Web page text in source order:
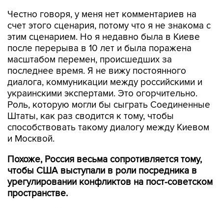
Честно говоря, у меня нет комментариев на
счет этого сценария, потому что я не знакома с
этим сценарием. Но я недавно была в Киеве
после перерыва в 10 лет и была поражена
масштабом перемен, происшедших за
последнее время. Я не вижу постоянного
диалога, коммуникации между российскими и
украинскими экспертами. Это огорчительно.
Роль, которую могли бы сыграть Соединенные
Штаты, как раз сводится к тому, чтобы
способствовать такому диалогу между Киевом
и Москвой.
Похоже, Россия весьма сопротивляется тому,
чтобы США выступали в роли посредника в
урегулировании конфликтов на пост-советском
пространстве.